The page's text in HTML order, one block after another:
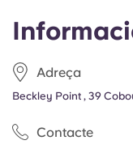
Adreça
Beckley Point , 39
Contacte